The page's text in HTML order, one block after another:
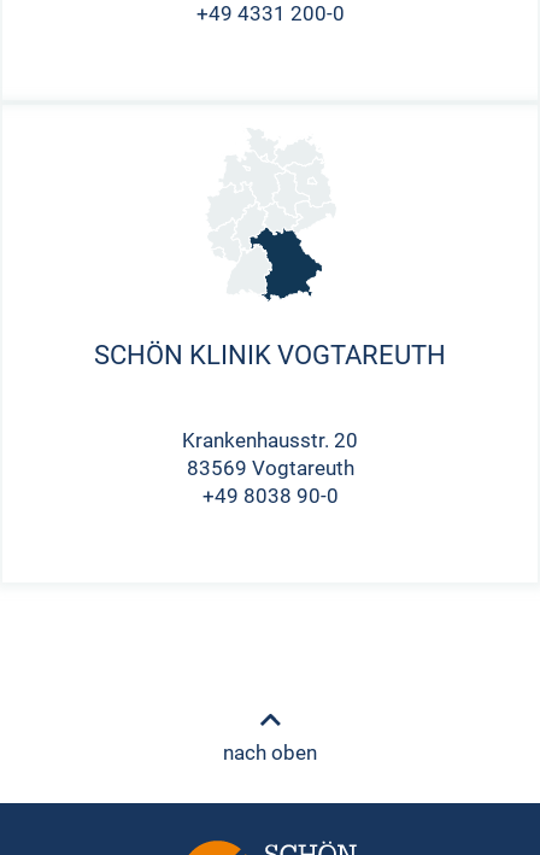
+49 4331 200-0
SCHÖN KLINIK VOGTAREUTH
Krankenhausstr. 20
83569 Vogtareuth
+49 8038 90-0
nach oben